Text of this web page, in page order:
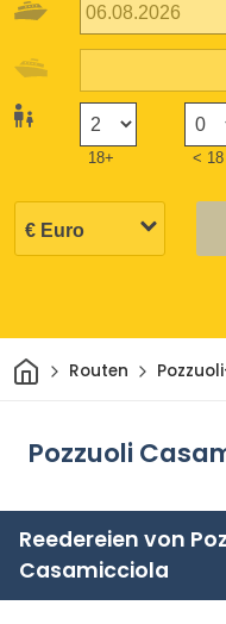
18+ < 18
HeimRouten
Pozzuoli
Reedereien von
Casamicciola